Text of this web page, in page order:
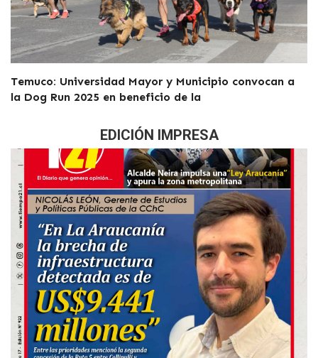
Temuco: Universidad Mayor y Municipio convocan a
la Dog Run 2025 en beneficio de la
EDICIÓN IMPRESA